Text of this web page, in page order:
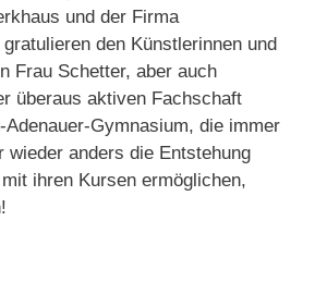
und der Firma
den Künstlerinnen und
Frau Schetter, aber auch
überaus aktiven Fachschaft
Adenauer-Gymnasium, die immer
wieder anders die Entstehung
ihren Kursen ermöglichen,